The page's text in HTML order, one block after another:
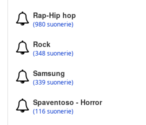
Rap-Hip hop
(980 suonerie)
Rock
(348 suonerie)
Samsung
(339 suonerie)
Spaventoso - Horror
(116 suonerie)